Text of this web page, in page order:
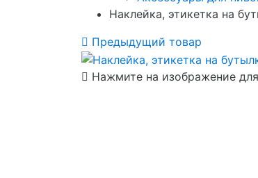
Наклейка, этикетка на
Предыдущий товар
Нажмите на изображение